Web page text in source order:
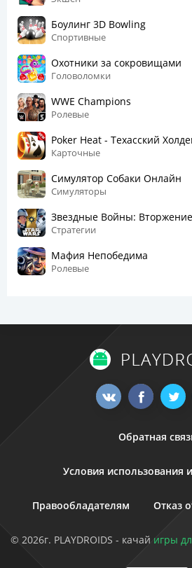
Боулинг 3D Bowling
Спортивные
Охотники за сокровищами
Головоломки
WWE Champions
Ролевые
Poker Heat - Техасский
Карточные
Симулятор Собаки Онлайн
Симуляторы
Звездные Войны: Вторжение
Стратегии
Мафия Непобедима
Ролевые
Обратная
Условия использования
Правообладателям Отказ
© 2026г. PLAYDROIDS - качай игры